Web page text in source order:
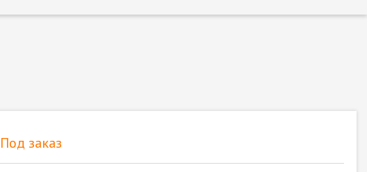
Под заказ